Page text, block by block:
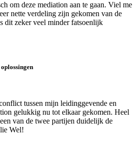
om deze mediation aan te gaan. Viel me
nette verdeling zijn gekomen van de
dit zeker veel minder fatsoenlijk
tussen mijn leidinggevende en
gelukkig nu tot elkaar gekomen. Heel
van de twee partijen duidelijk de
Wel!